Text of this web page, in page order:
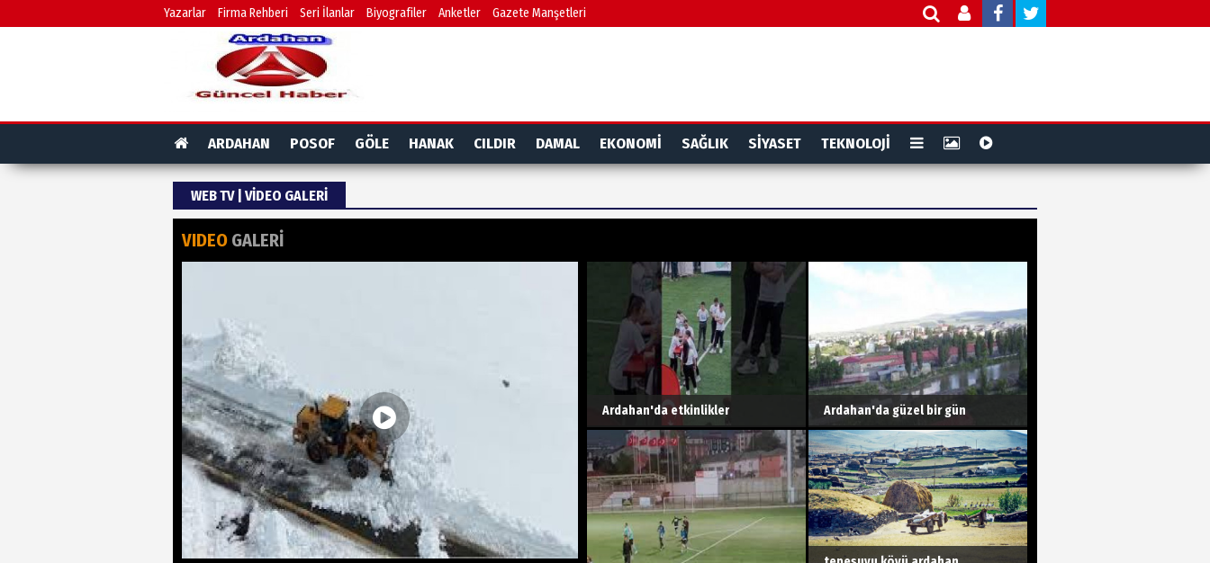
Yazarlar Firma Rehberi Seri İlanlar Biyografiler Anketler Gazete Manşetleri
ARDAHAN POSOF GÖLE HANAK CILDIR DAMAL EKONOMİ SAĞLIK SİYASET TEKNOLOJİ
WEB TV | VIDEO GALERI
VIDEO GALERİ
Ardahan'da etkinlikler Ardahan'da güzel bir gün